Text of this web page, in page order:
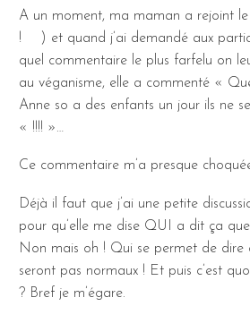
A un moment, ma maman a rejoint
!
) et quand j’ai demandé aux
quel commentaire le plus farfelu on
au véganisme, elle a commenté «
Anne so a des enfants un jour ils ne
« !!!! »…
Ce commentaire m’a presque
Déjà il faut que j’ai une petite
pour qu’elle me dise QUI a dit ça
Non mais oh ! Qui se permet de dire
seront pas normaux ! Et puis c’est
? Bref je m’égare.